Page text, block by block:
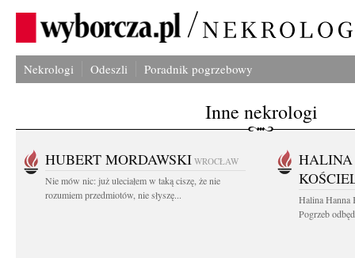
Nekrologi Odeszli Poradnik pogrzebowy
Inne nekrologi
HUBERT MORDAWSKI WROCŁAW
Nie mów nic: już uleciałem w taką ciszę, że nie
rozumiem przedmiotów, nie słyszę...
Halina Hanna
Pogrzeb